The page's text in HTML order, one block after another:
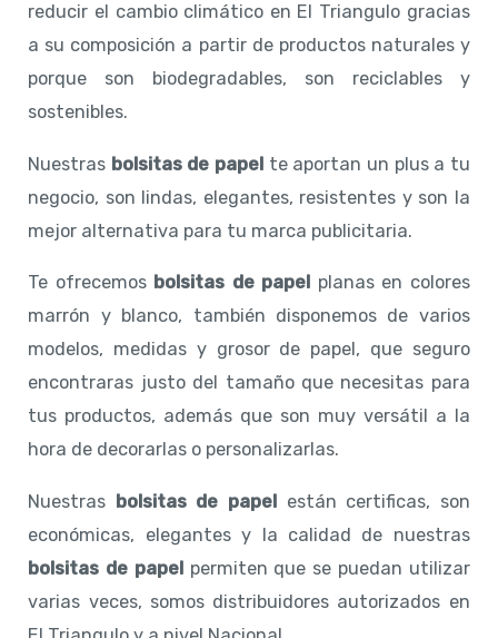
reducir el cambio climático en El Triangulo gracias
a su composición a partir de productos naturales y
porque son biodegradables, son reciclables y
sostenibles.
Nuestras bolsitas de papel te aportan un plus a tu
negocio, son lindas, elegantes, resistentes y son la
mejor alternativa para tu marca publicitaria.
Te ofrecemos bolsitas de papel planas en colores
marrón y blanco, también disponemos de varios
modelos, medidas y grosor de papel, que seguro
encontraras justo del tamaño que necesitas para
tus productos, además que son muy versátil a la
hora de decorarlas o personalizarlas.
Nuestras bolsitas de papel están certificas, son
económicas, elegantes y la calidad de nuestras
bolsitas de papelpermiten que se puedan utilizar
varias veces, somos distribuidores autorizados en